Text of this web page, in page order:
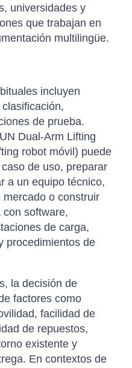
universidades y
que trabajan en
multilingüe.
incluyen
de prueba.
Dual-Arm Lifting
robot móvil) puede
de uso, preparar
a un equipo técnico,
o construir
con software,
de carga,
procedimientos de
la decisión de
factores como
facilidad de
de repuestos,
existente y
En contextos de